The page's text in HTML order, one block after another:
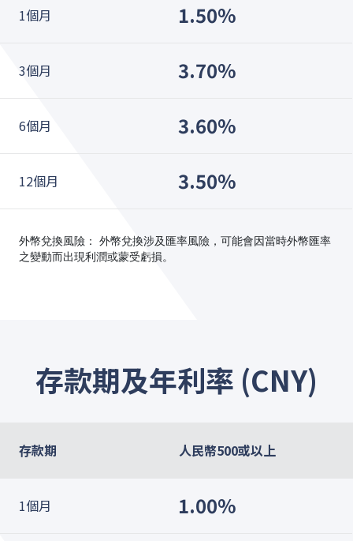
1個月 1.50%
3個月 3.70%
6個月 3.60%
12個月 3.50%
外幣兌換風險： 外幣兌換涉及匯率風險，可能會因當時外幣匯率
之變動而出現利潤或蒙受虧損。
存款期及年利率 (CNY)
存款期 人民幣500或以上
1個月 1.00%